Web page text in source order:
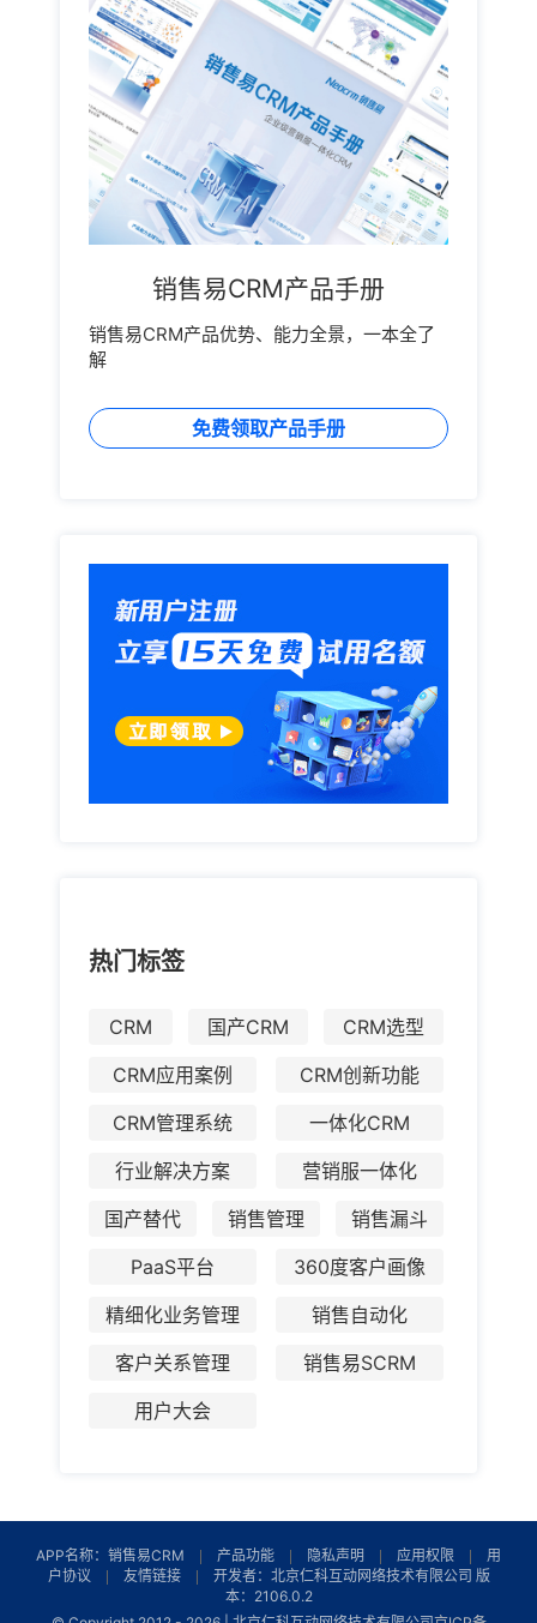
销售易CRM产品手册
销售易CRM产品优势、能力全景，一本全了
解
免费领取产品手册
热门标签
CRM 国产CRM
CRM选型
CRM应用案例
CRM创新功能
CRM管理系统
一体化CRM
行业解决方案
营销服一体化
国产替代
销售管理
销售漏斗
PaaS平台
360度客户画像
精细化业务管理
销售自动化
客户关系管理
销售易SCRM
用户大会
APP名称：销售易CRM 产品功能 隐私声明 应用权限
用
户协议
友情链接
开发者：北京仁科互动网络技术有限公司 版
本：2106.0.2